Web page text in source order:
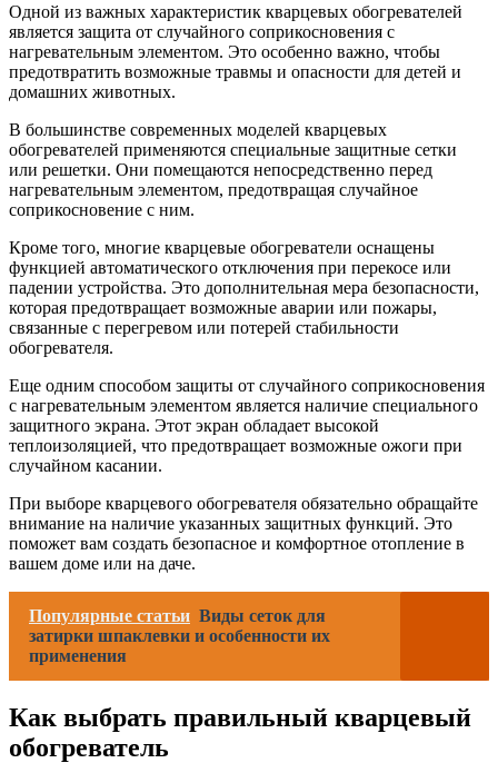
Одной из важных характеристик кварцевых обогревателей
является защита от случайного соприкосновения с
нагревательным элементом. Это особенно важно, чтобы
предотвратить возможные травмы и опасности для детей и
домашних животных.
В большинстве современных моделей кварцевых
обогревателей применяются специальные защитные сетки
или решетки. Они помещаются непосредственно перед
нагревательным элементом, предотвращая случайное
соприкосновение с ним.
Кроме того, многие кварцевые обогреватели оснащены
функцией автоматического отключения при перекосе или
падении устройства. Это дополнительная мера безопасности,
которая предотвращает возможные аварии или пожары,
связанные с перегревом или потерей стабильности
обогревателя.
Еще одним способом защиты от случайного соприкосновения
с нагревательным элементом является наличие специального
защитного экрана. Этот экран обладает высокой
теплоизоляцией, что предотвращает возможные ожоги при
случайном касании.
При выборе кварцевого обогревателя обязательно обращайте
внимание на наличие указанных защитных функций. Это
поможет вам создать безопасное и комфортное отопление в
вашем доме или на даче.
Популярные статьи Виды сеток для
затирки шпаклевки и особенности их
применения
Как выбрать правильный кварцевый
обогреватель